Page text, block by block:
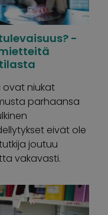
-
ovat niukat
parhaansa
eivät ole
joutuu
vakavasti.